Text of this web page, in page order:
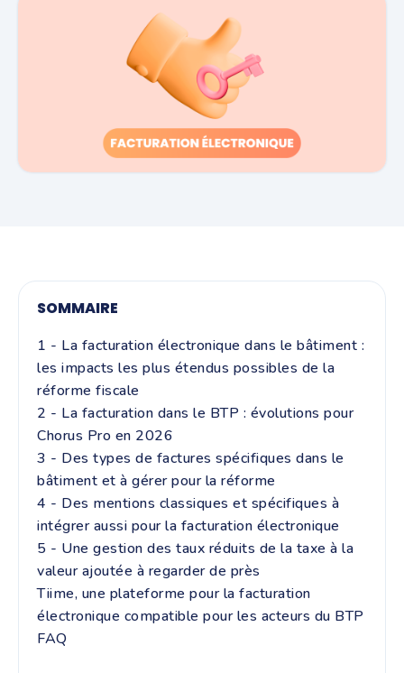
SOMMAIRE
1 - La facturation électronique dans le bâtiment :
les impacts les plus étendus possibles de la
réforme fiscale
2 - La facturation dans le BTP : évolutions pour
Chorus Pro en 2026
3 - Des types de factures spécifiques dans le
bâtiment et à gérer pour la réforme
4 - Des mentions classiques et spécifiques à
intégrer aussi pour la facturation électronique
5 - Une gestion des taux réduits de la taxe à la
valeur ajoutée à regarder de près
Tiime, une plateforme pour la facturation
électronique compatible pour les acteurs du BTP
FAQ